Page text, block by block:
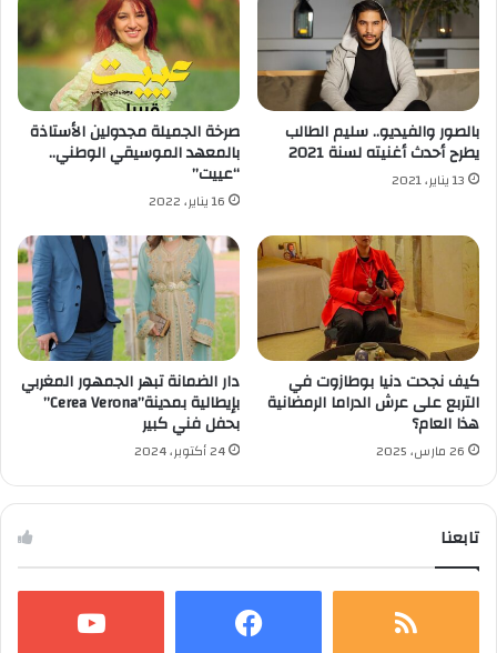
بالصور والفيديو.. سليم الطالب
يطرح أحدث أغنيته لسنة 2021
13 يناير، 2021
صرخة الجميلة مجدولين الأستاذة
بالمعهد الموسيقي الوطني..
“عييت”
16 يناير، 2022
كيف نجحت دنيا بوطازوت في
التربع على عرش الدراما الرمضانية
هذا العام؟
26 مارس، 2025
دار الضمانة تبهر الجمهور المغربي
بإيطالية بمدينة”Cerea Verona”
بحفل فني كبير
24 أكتوبر، 2024
تابعنا